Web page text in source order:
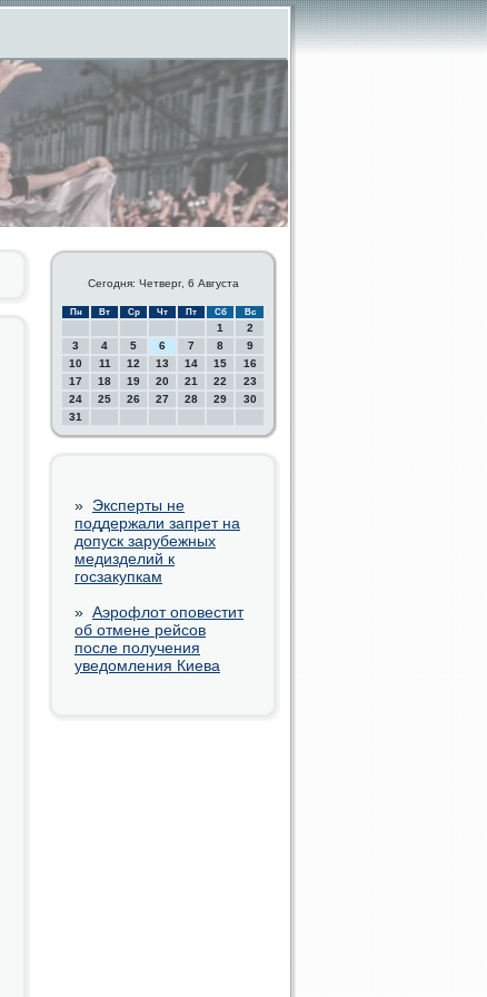
Сегодня: Четверг, 6 Августа
Пн Вт Ср Чт Пт Сб Вс
1
2
3
4 5 6 7 8
9
10
11 12 13 14 15
16
17
18 19 20 21 22
23
24
25 26 27 28 29
30
31
» Эксперты не
поддержали запрет на
допуск зарубежных
медизделий к
госзакупкам
» Аэрофлот оповестит
об отмене рейсов
после получения
уведомления Киева